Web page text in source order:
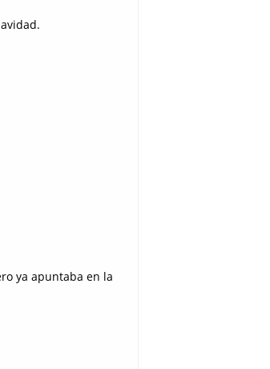
ya apuntaba en la